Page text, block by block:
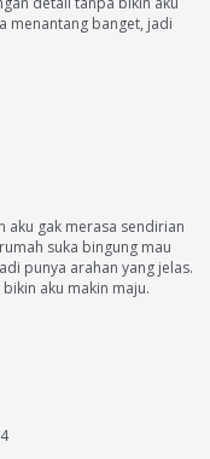
menantang banget, jadi
aku gak merasa sendirian
suka bingung mau
punya arahan yang jelas.
aku makin maju.